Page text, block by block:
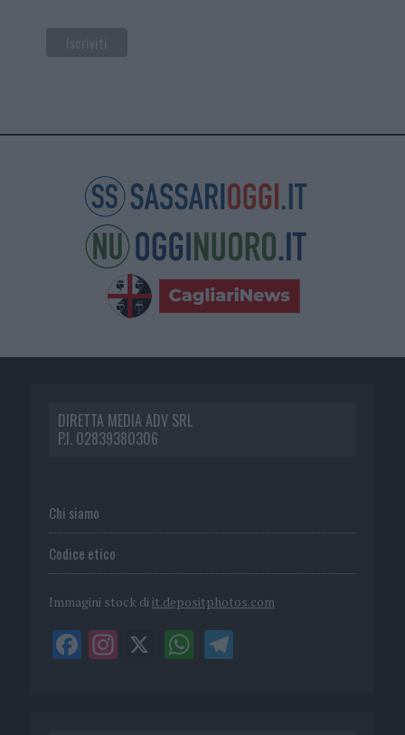
DIRETTA MEDIA ADV SRL
P.I. 02839380306
Chi siamo
Codice etico
Immagini stock di it.depositphotos.com